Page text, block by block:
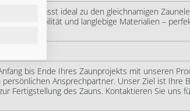
XL Tor passt ideal zu den gleichnamigen
hohe Stabilität und langlebige Materialien –
bis Ende Ihres Zaunprojekts mit unseren
Ansprechpartner. Unser Ziel ist Ihre
Fertigstellung des Zauns. Kontaktieren Sie uns